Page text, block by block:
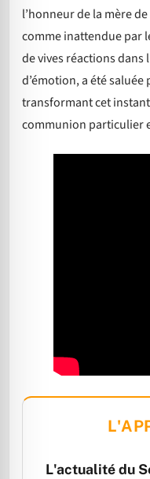
l’honneur de la mère
comme inattendue par
de vives réactions dans
d’émotion, a été saluée
transformant cet
communion particulier
L'actualité du